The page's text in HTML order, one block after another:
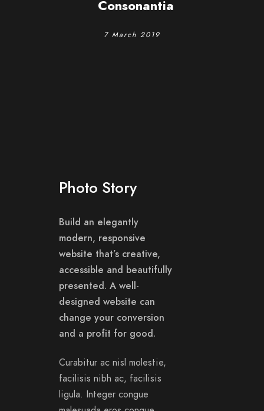
Consonantia
7 March 2019
Photo Story
Build an elegantly
modern, responsive
website that’s creative,
accessible and beautifully
presented. A well-
designed website can
change your conversion
and a profit for good.
Curabitur ac nisl molestie,
facilisis nibh ac, facilisis
ligula. Integer congue